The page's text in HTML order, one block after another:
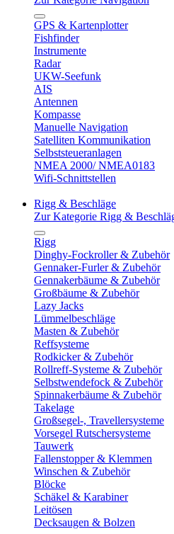
GPS & Kartenplotter
Fishfinder
Instrumente
Radar
UKW-Seefunk
AIS
Antennen
Kompasse
Manuelle Navigation
Satelliten Kommunikation
Selbststeueranlagen
NMEA 2000/ NMEA0183
Wifi-Schnittstellen
Rigg & Beschläge
Zur Kategorie Rigg &
Rigg
Dinghy-Fockroller & Zubehör
Gennaker-Furler & Zubehör
Gennakerbäume & Zubehör
Großbäume & Zubehör
Lazy Jacks
Lümmelbeschläge
Masten & Zubehör
Reffsysteme
Rodkicker & Zubehör
Rollreff-Systeme & Zubehör
Selbstwendefock & Zubehör
Spinnakerbäume & Zubehör
Takelage
Großsegel-, Travellersysteme
Vorsegel Rutschersysteme
Tauwerk
Fallenstopper & Klemmen
Winschen & Zubehör
Blöcke
Schäkel & Karabiner
Leitösen
Decksaugen & Bolzen